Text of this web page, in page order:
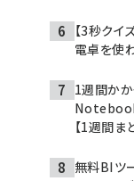
【3秒クイ
電卓を使
1週間か
【1週間ま
無料BIツ